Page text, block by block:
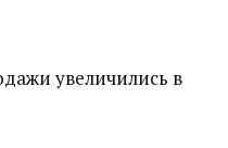
увеличились в